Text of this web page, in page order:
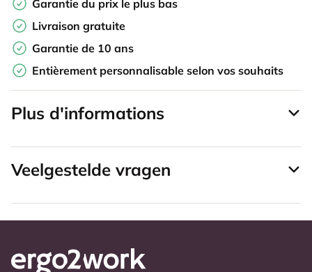
Garantie du prix le plus bas
Livraison gratuite
Garantie de 10 ans
Entièrement personnalisable selon vos souhaits
Plus d'informations
Veelgestelde vragen